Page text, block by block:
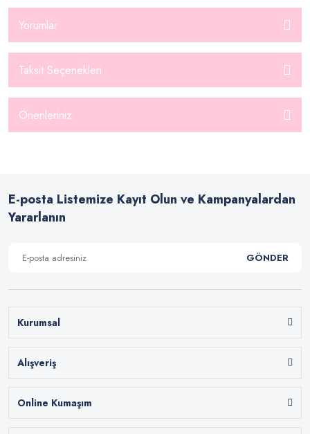
Yorumlar
Taksit Seçenekleri
Önerileriniz
E-posta Listemize Kayıt Olun ve Kampanyalardan
Yararlanın
GÖNDER
Kurumsal
Alışveriş
Online Kumaşım